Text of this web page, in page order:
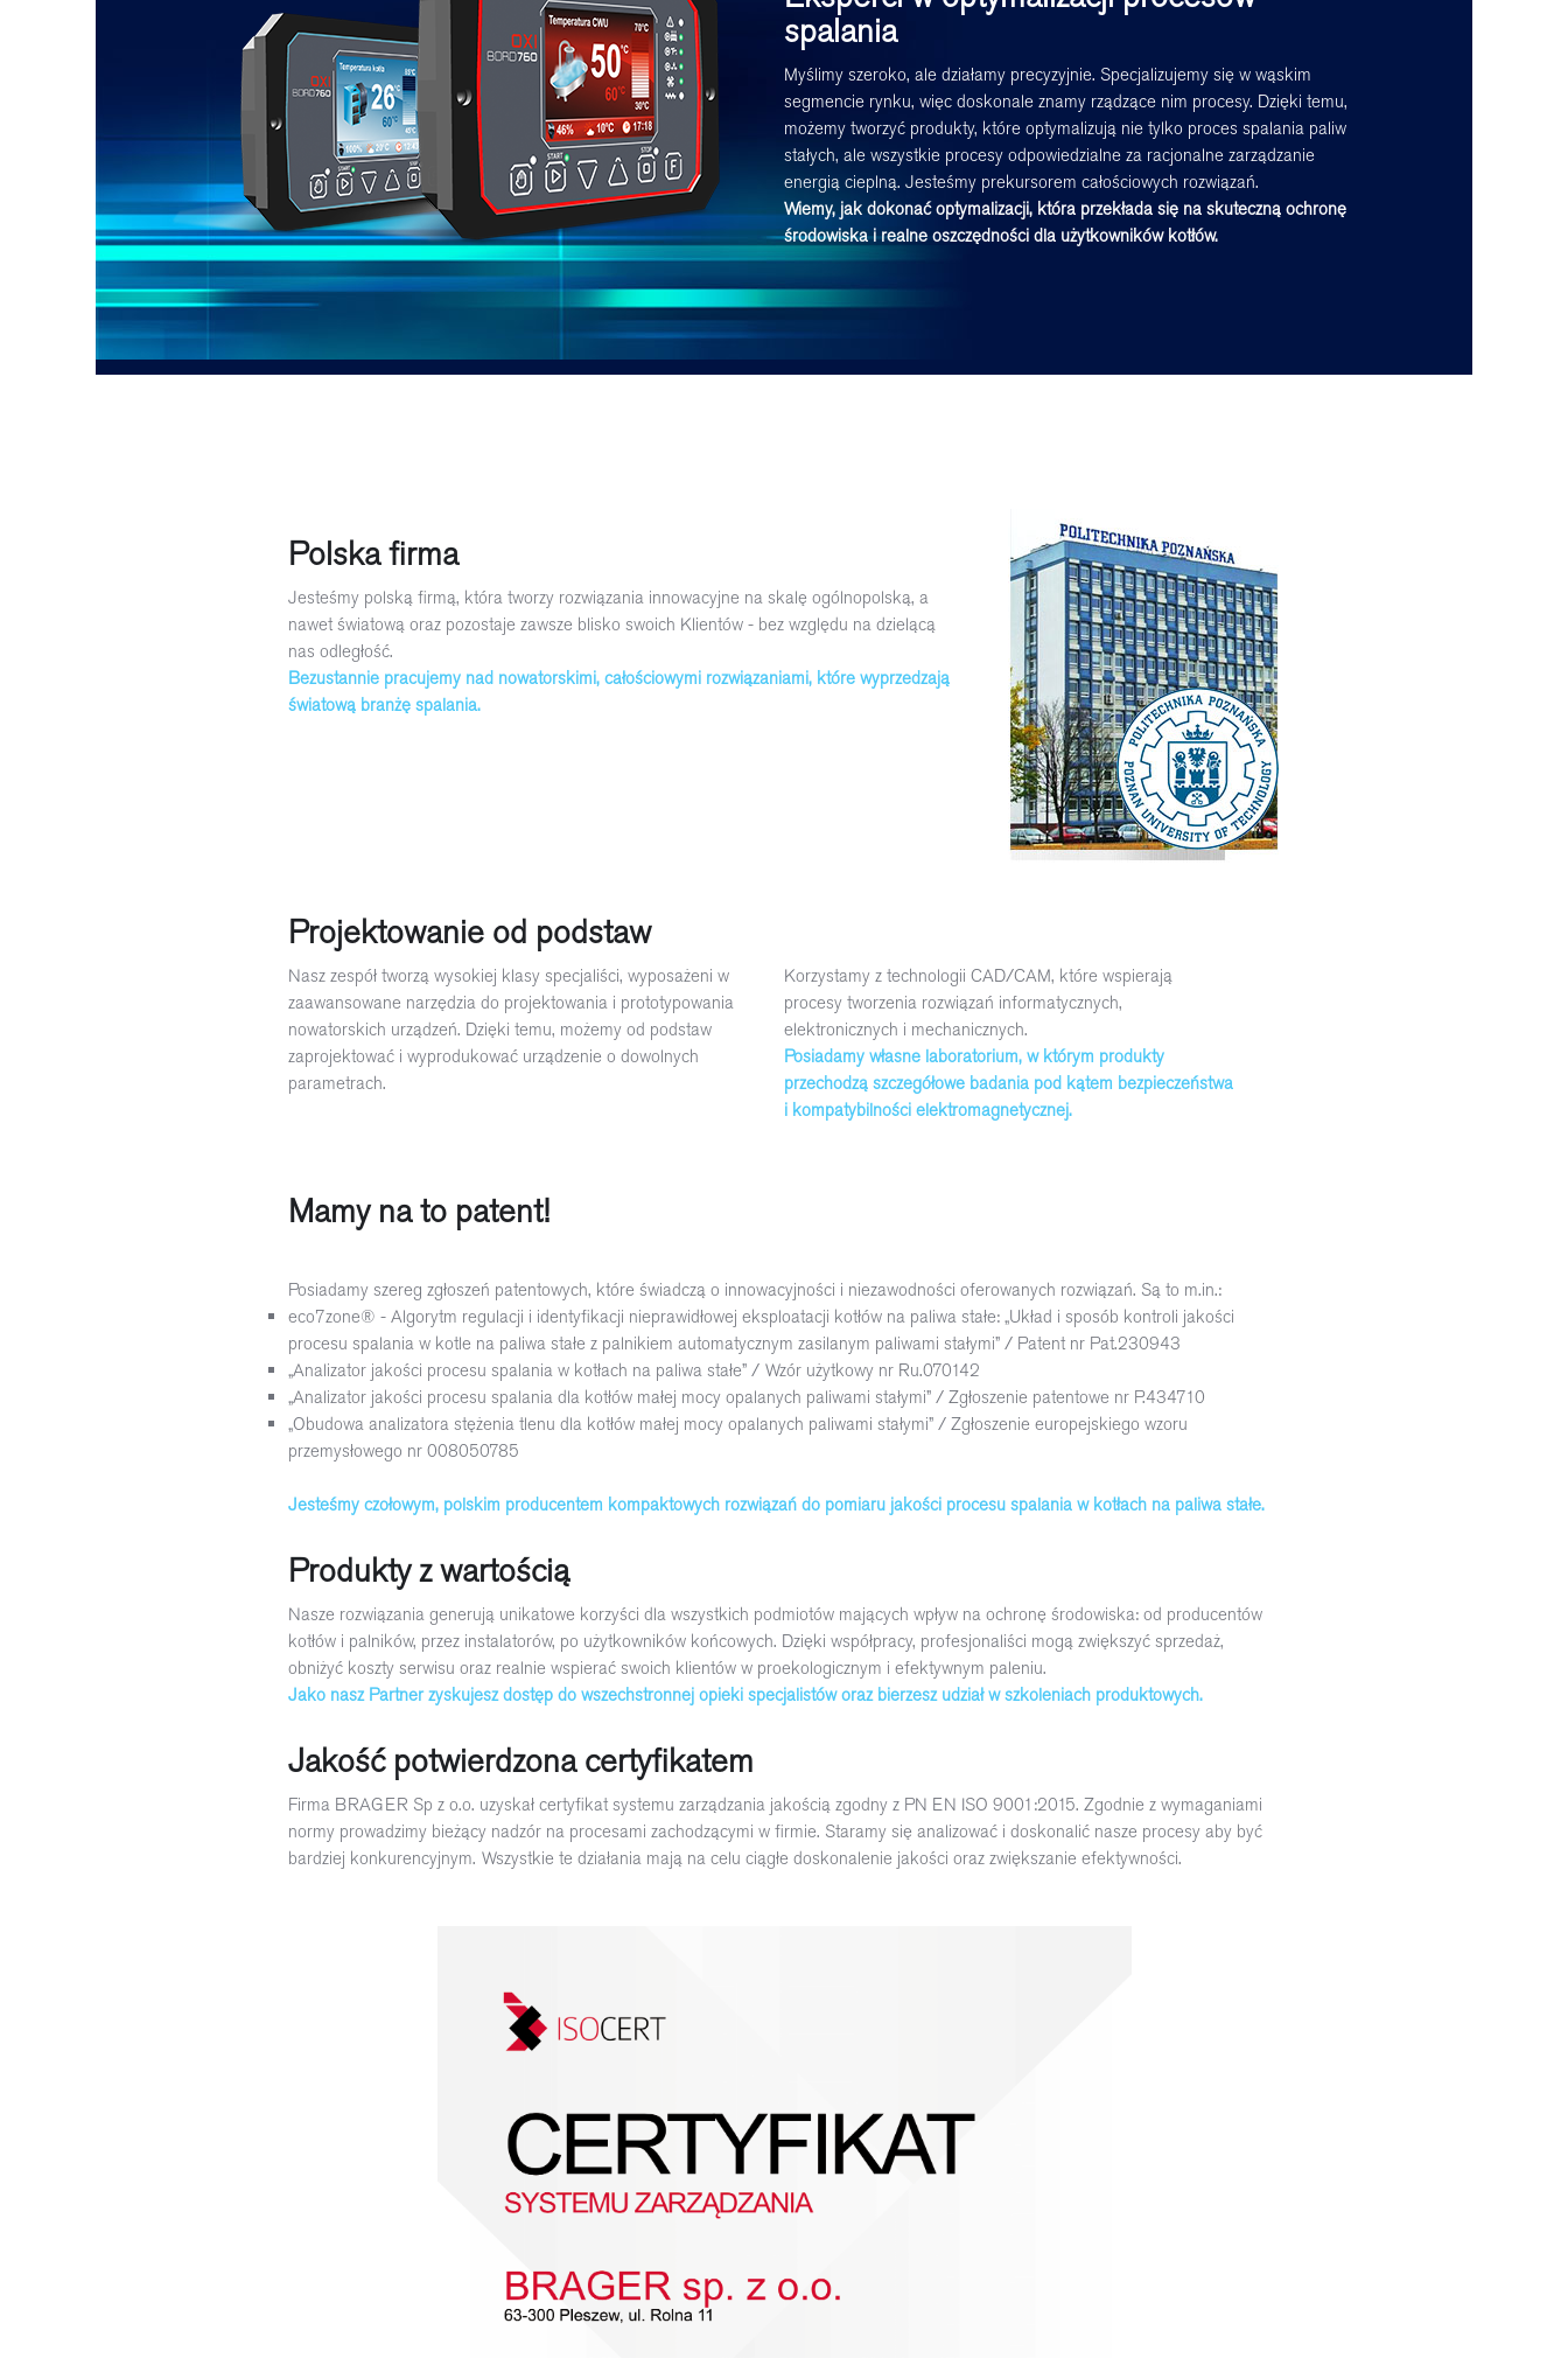
spalania
Myślimy szeroko, ale działamy precyzyjnie. Specjalizujemy się w wąskim
segmencie rynku, więc doskonale znamy rządzące nim procesy. Dzięki temu,
możemy tworzyć produkty, które optymalizują nie tylko proces spalania paliw
stałych, ale wszystkie procesy odpowiedzialne za racjonalne zarządzanie
energią cieplną. Jesteśmy prekursorem całościowych rozwiązań.
Wiemy, jak dokonać optymalizacji, która przekłada się na skuteczną ochronę
środowiska i realne oszczędności dla użytkowników kotłów.
Polska firma
Jesteśmy polską firmą, która tworzy rozwiązania innowacyjne na skalę ogólnopolską, a
nawet światową oraz pozostaje zawsze blisko swoich Klientów - bez względu na dzielącą
nas odległość.
Bezustannie pracujemy nad nowatorskimi, całościowymi rozwiązaniami, które wyprzedzają
światową branżę spalania.
Projektowanie od podstaw
Nasz zespół tworzą wysokiej klasy specjaliści, wyposażeni w
zaawansowane narzędzia do projektowania i prototypowania
nowatorskich urządzeń. Dzięki temu, możemy od podstaw
zaprojektować i wyprodukować urządzenie o dowolnych
parametrach.
Korzystamy z technologii CAD/CAM, które wspierają
procesy tworzenia rozwiązań informatycznych,
elektronicznych i mechanicznych.
Posiadamy własne laboratorium, w którym produkty
przechodzą szczegółowe badania pod kątem bezpieczeństwa
i kompatybilności elektromagnetycznej.
Mamy na to patent!
Posiadamy szereg zgłoszeń patentowych, które świadczą o innowacyjności i niezawodności oferowanych rozwiązań. Są to m.in.:
eco7zone® - Algorytm regulacji i identyfikacji nieprawidłowej eksploatacji kotłów na paliwa stałe: „Układ i sposób kontroli jakości
procesu spalania w kotle na paliwa stałe z palnikiem automatycznym zasilanym paliwami stałymi” / Patent nr Pat.230943
„Analizator jakości procesu spalania w kotłach na paliwa stałe” / Wzór użytkowy nr Ru.070142
„Analizator jakości procesu spalania dla kotłów małej mocy opalanych paliwami stałymi” / Zgłoszenie patentowe nr P.434710
„Obudowa analizatora stężenia tlenu dla kotłów małej mocy opalanych paliwami stałymi” / Zgłoszenie europejskiego wzoru
przemysłowego nr 008050785
Jesteśmy czołowym, polskim producentem kompaktowych rozwiązań do pomiaru jakości procesu spalania w kotłach na paliwa stałe.
Produkty z wartością
Nasze rozwiązania generują unikatowe korzyści dla wszystkich podmiotów mających wpływ na ochronę środowiska: od producentów
kotłów i palników, przez instalatorów, po użytkowników końcowych. Dzięki współpracy, profesjonaliści mogą zwiększyć sprzedaż,
obniżyć koszty serwisu oraz realnie wspierać swoich klientów w proekologicznym i efektywnym paleniu.
Jako nasz Partner zyskujesz dostęp do wszechstronnej opieki specjalistów oraz bierzesz udział w szkoleniach produktowych.
Jakość potwierdzona certyfikatem
Firma BRAGER Sp z o.o. uzyskał certyfikat systemu zarządzania jakością zgodny z PN EN ISO 9001:2015. Zgodnie z wymaganiami
normy prowadzimy bieżący nadzór na procesami zachodzącymi w firmie. Staramy się analizować i doskonalić nasze procesy aby być
bardziej konkurencyjnym. Wszystkie te działania mają na celu ciągłe doskonalenie jakości oraz zwiększanie efektywności.